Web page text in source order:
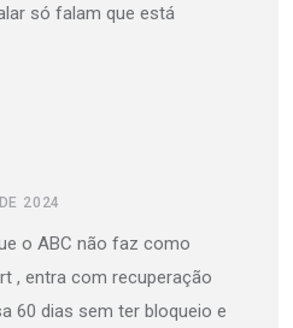
só falam que está
2024
o ABC não faz como
, entra com recuperação
60 dias sem ter bloqueio e